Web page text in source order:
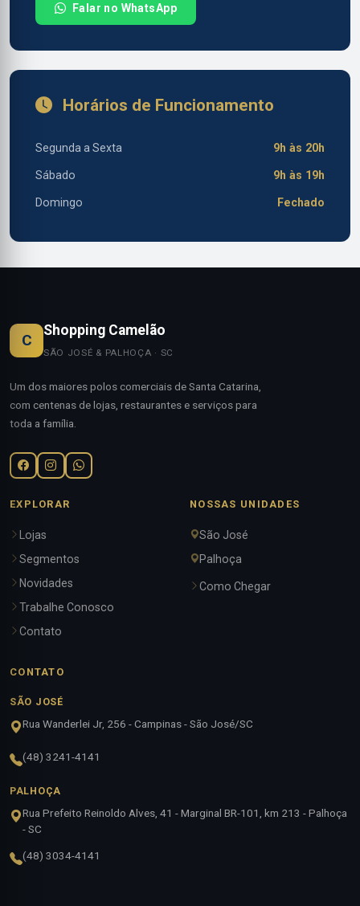
Falar no WhatsApp
Horários de Funcionamento
Segunda a Sexta 9h às 20h
Sábado 9h às 19h
Domingo Fechado
C
Shopping Camelão
SÃO JOSÉ & PALHOÇA · SC
Um dos maiores polos comerciais de Santa Catarina,
com centenas de lojas, restaurantes e serviços para
toda a família.
EXPLORAR
Lojas
Segmentos
Novidades
Trabalhe Conosco
Contato
NOSSAS UNIDADES
São José
Palhoça
Como Chegar
CONTATO
SÃO JOSÉ
Rua Wanderlei Jr, 256 - Campinas - São José/SC
(48) 3241-4141
PALHOÇA
Rua Prefeito Reinoldo Alves, 41 - Marginal BR-101, km 213 - Palhoça
- SC
(48) 3034-4141